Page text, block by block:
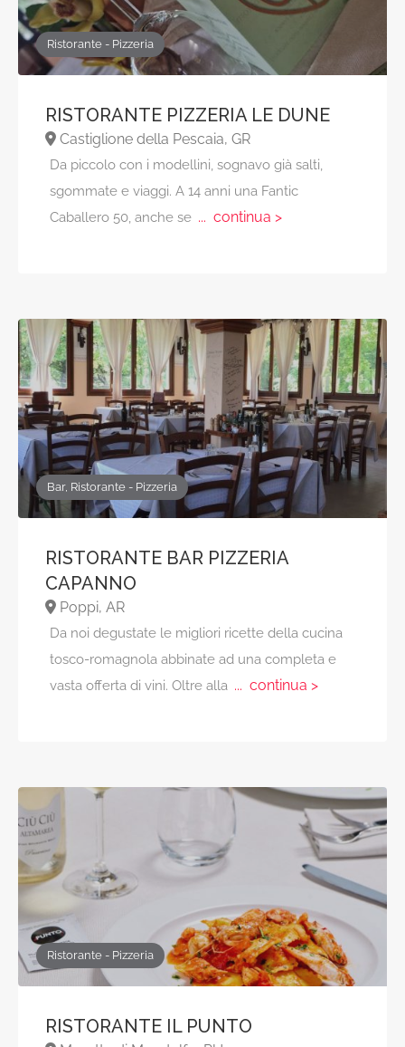
Ristorante - Pizzeria
RISTORANTE PIZZERIA LE DUNE
Castiglione della Pescaia, GR
Da piccolo con i modellini, sognavo già salti,
sgommate e viaggi. A 14 anni una Fantic
Caballero 50, anche se... continua >
Bar, Ristorante - Pizzeria
RISTORANTE BAR PIZZERIA
CAPANNO
Poppi, AR
Da noi degustate le migliori ricette della cucina
tosco-romagnola abbinate ad una completa e
vasta offerta di vini. Oltre alla... continua >
Ristorante - Pizzeria
RISTORANTE IL PUNTO